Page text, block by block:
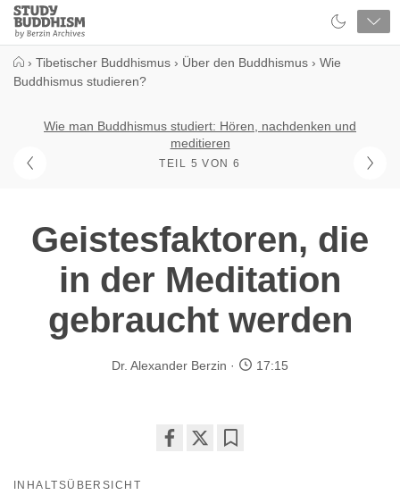
Close
Study
Buddhism
› Tibetischer Buddhismus › Über den Buddhismus › Wie
Buddhismus studieren?
Wie man Buddhismus studiert: Hören, nachdenken und
meditieren
TEIL 5 VON 6
Geistesfaktoren, die
in der Meditation
gebraucht werden
Dr. Alexander Berzin 17:15
INHALTSÜBERSICHT